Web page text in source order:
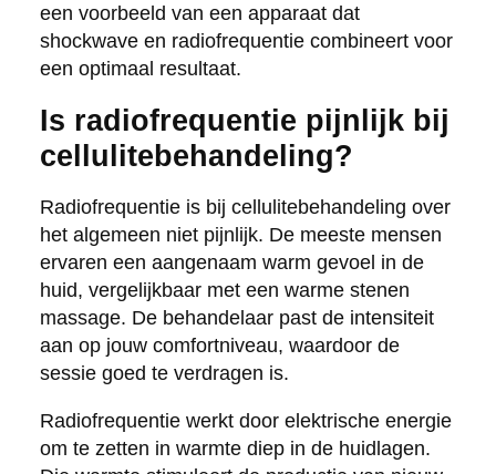
een voorbeeld van een apparaat dat
shockwave en radiofrequentie combineert voor
een optimaal resultaat.
Is radiofrequentie pijnlijk bij
cellulitebehandeling?
Radiofrequentie is bij cellulitebehandeling over
het algemeen niet pijnlijk. De meeste mensen
ervaren een aangenaam warm gevoel in de
huid, vergelijkbaar met een warme stenen
massage. De behandelaar past de intensiteit
aan op jouw comfortniveau, waardoor de
sessie goed te verdragen is.
Radiofrequentie werkt door elektrische energie
om te zetten in warmte diep in de huidlagen.